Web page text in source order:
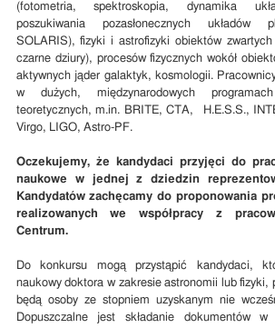
(fotometria, spektroskopia, dynamika
poszukiwania pozasłonecznych układów
SOLARIS), fizyki i astrofizyki obiektów zwartych
czarne dziury), procesów fizycznych wokół
aktywnych jąder galaktyk, kosmologii.
w dużych, międzynarodowych
teoretycznych, m.in. BRITE, CTA, H.E.S.S.,
Virgo, LIGO, Astro-PF.
Oczekujemy, że kandydaci przyjęci do
naukowe w jednej z dziedzin
Kandydatów zachęcamy do proponowania
realizowanych we współpracy z
Centrum.
Do konkursu mogą przystąpić kandydaci,
naukowy doktora w zakresie astronomii lub fizyki,
będą osoby ze stopniem uzyskanym nie
Dopuszczalne jest składanie dokumentów